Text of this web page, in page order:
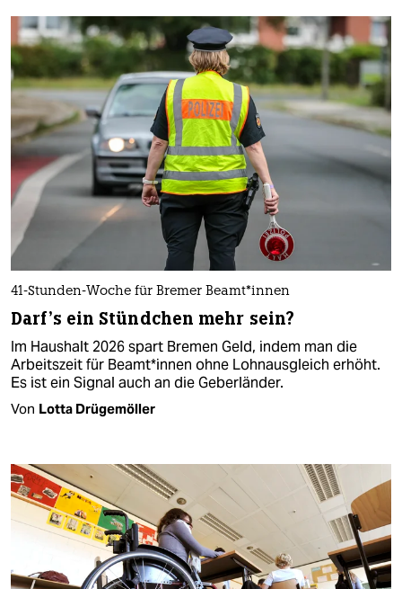
41-Stunden-Woche für Bremer Beamt*in­nen
Darf's ein Stündchen mehr sein?
Im Haushalt 2026 spart Bremen Geld, indem man die
Arbeitszeit für Be­am­t*in­nen ohne Lohnausgleich erhöht.
Es ist ein Signal auch an die Geberländer.
Von Lotta Drügemöller